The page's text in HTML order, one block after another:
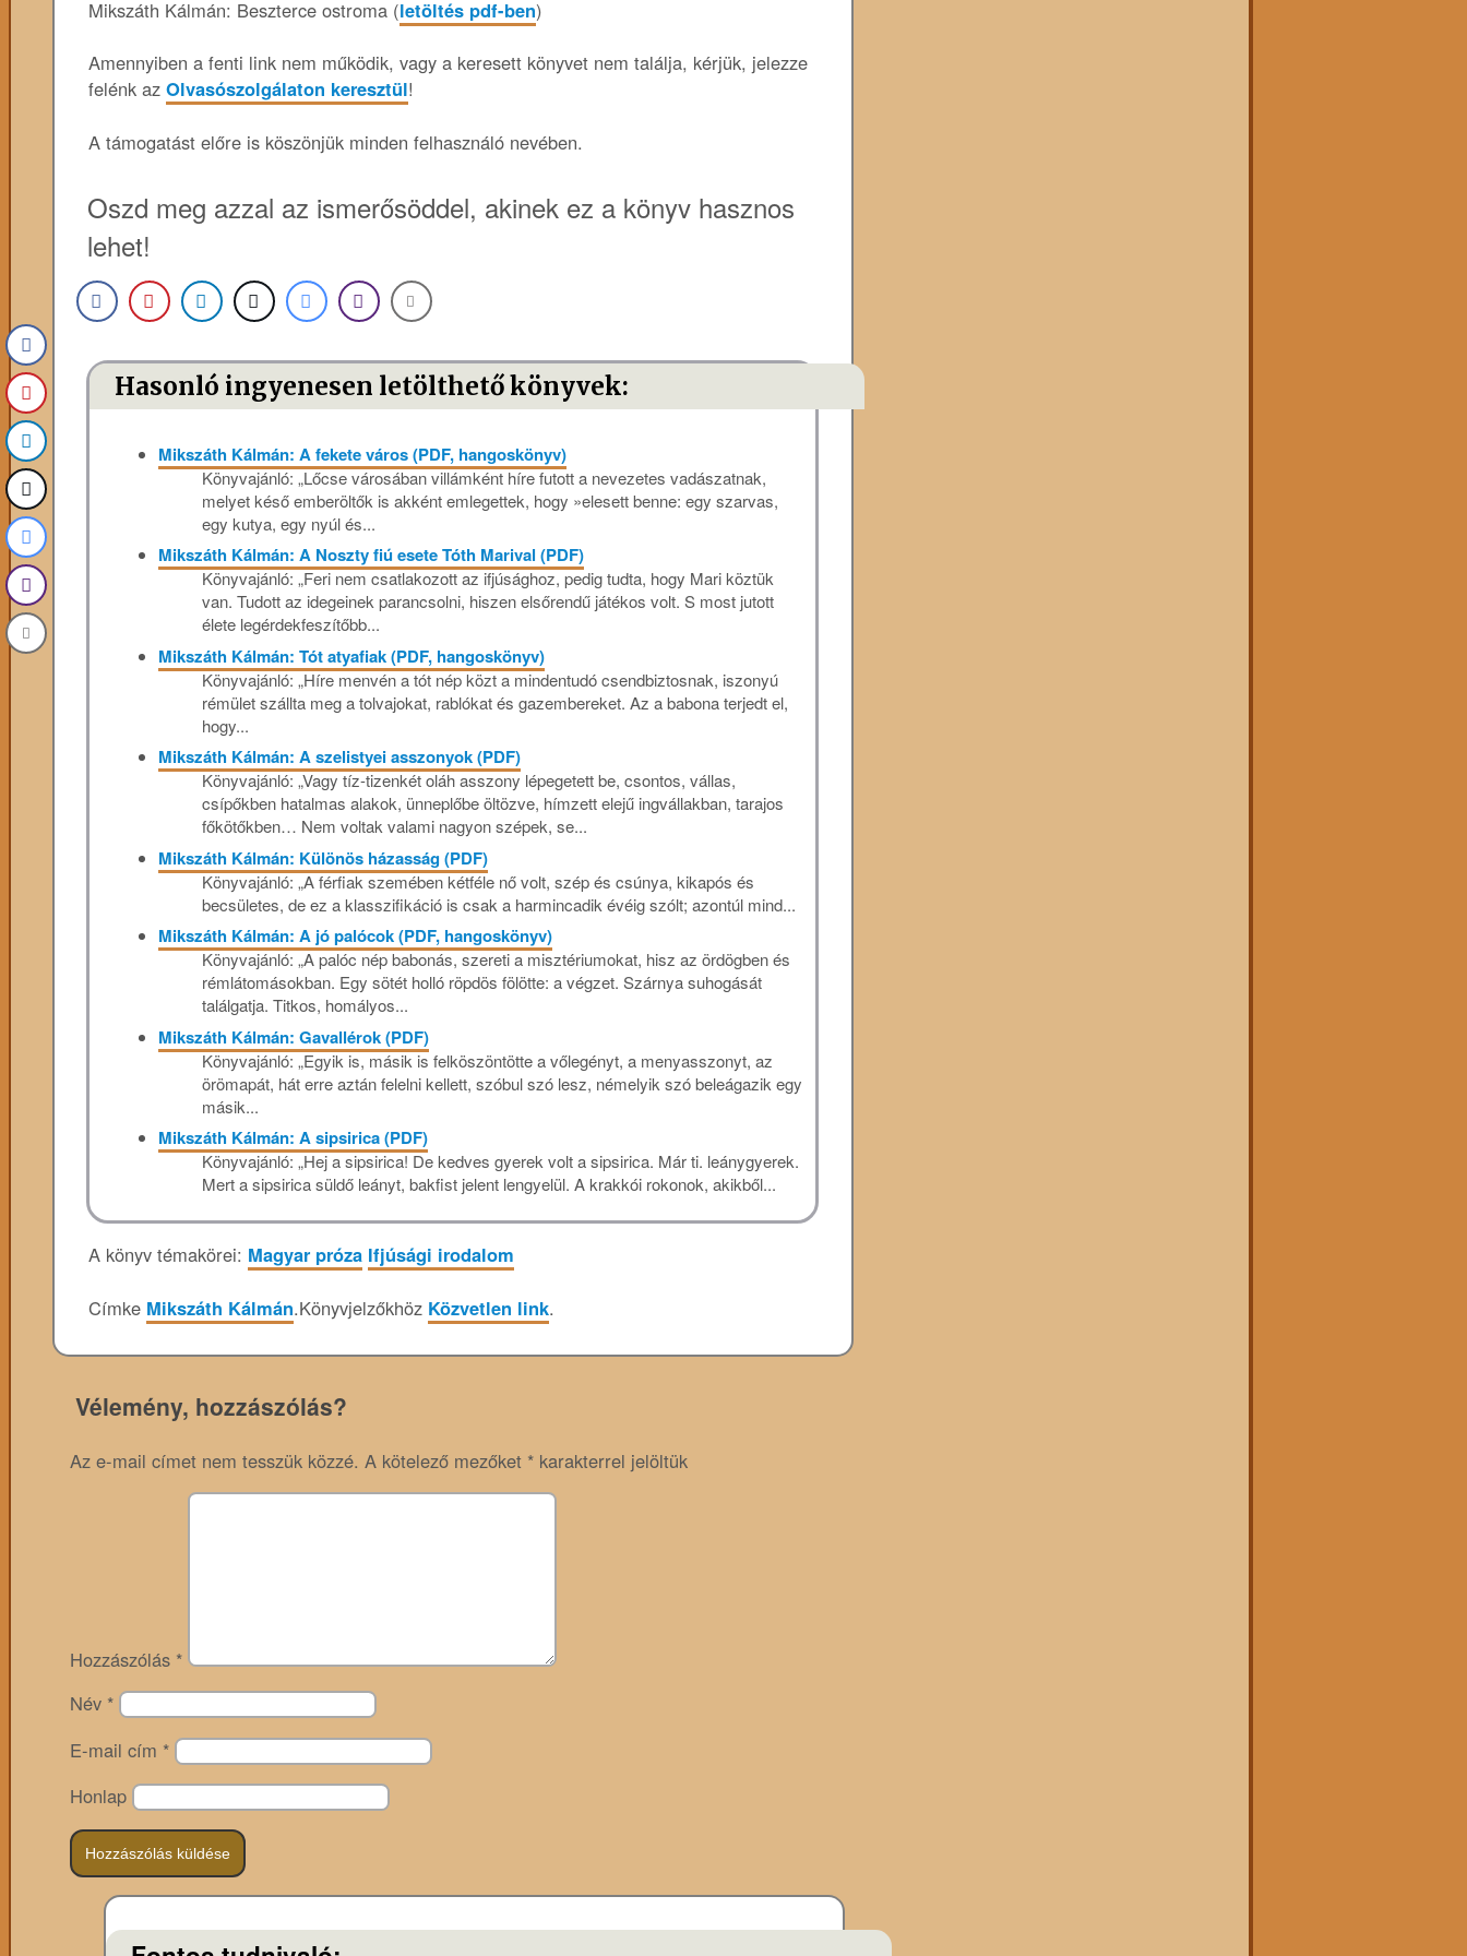
Mikszáth Kálmán: Beszterce ostroma (letöltés pdf-ben)
Amennyiben a fenti link nem működik, vagy a keresett könyvet nem találja, kérjük, jelezze
felénk az Olvasószolgálaton keresztül!
A támogatást előre is köszönjük minden felhasználó nevében.
Oszd meg azzal az ismerősöddel, akinek ez a könyv hasznos
lehet!
Hasonló ingyenesen letölthető könyvek:
Mikszáth Kálmán: A fekete város (PDF, hangoskönyv)
Könyvajánló: „Lőcse városában villámként híre futott a nevezetes vadászatnak,
melyet késő emberöltők is akként emlegettek, hogy »elesett benne: egy szarvas,
egy kutya, egy nyúl és...
Mikszáth Kálmán: A Noszty fiú esete Tóth Marival (PDF)
Könyvajánló: „Feri nem csatlakozott az ifjúsághoz, pedig tudta, hogy Mari köztük
van. Tudott az idegeinek parancsolni, hiszen elsőrendű játékos volt. S most jutott
élete legérdekfeszítőbb...
Mikszáth Kálmán: Tót atyafiak (PDF, hangoskönyv)
Könyvajánló: „Híre menvén a tót nép közt a mindentudó csendbiztosnak, iszonyú
rémület szállta meg a tolvajokat, rablókat és gazembereket. Az a babona terjedt el,
hogy...
Mikszáth Kálmán: A szelistyei asszonyok (PDF)
Könyvajánló: „Vagy tíz-tizenkét oláh asszony lépegetett be, csontos, vállas,
csípőkben hatalmas alakok, ünneplőbe öltözve, hímzett elejű ingvállakban, tarajos
főkötőkben… Nem voltak valami nagyon szépek, se...
Mikszáth Kálmán: Különös házasság (PDF)
Könyvajánló: „A férfiak szemében kétféle nő volt, szép és csúnya, kikapós és
becsületes, de ez a klasszifikáció is csak a harmincadik évéig szólt; azontúl mind...
Mikszáth Kálmán: A jó palócok (PDF, hangoskönyv)
Könyvajánló: „A palóc nép babonás, szereti a misztériumokat, hisz az ördögben és
rémlátomásokban. Egy sötét holló röpdös fölötte: a végzet. Szárnya suhogását
találgatja. Titkos, homályos...
Mikszáth Kálmán: Gavallérok (PDF)
Könyvajánló: „Egyik is, másik is felköszöntötte a vőlegényt, a menyasszonyt, az
örömapát, hát erre aztán felelni kellett, szóbul szó lesz, némelyik szó beleágazik egy
másik...
Mikszáth Kálmán: A sipsirica (PDF)
Könyvajánló: „Hej a sipsirica! De kedves gyerek volt a sipsirica. Már ti. leánygyerek.
Mert a sipsirica süldő leányt, bakfist jelent lengyelül. A krakkói rokonok, akikből...
A könyv témakörei: Magyar próza Ifjúsági irodalom
Címke Mikszáth Kálmán.Könyvjelzőkhöz Közvetlen link.
Vélemény, hozzászólás?
Az e-mail címet nem tesszük közzé. A kötelező mezőket * karakterrel jelöltük
Hozzászólás *
Név *
E-mail cím *
Honlap